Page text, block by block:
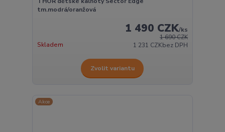
tm.modrá/oranžová
1 690 CZK
1 490 CZK/ks
1 231 CZKbez DPH
Skladem
Zvolit variantu
Akce